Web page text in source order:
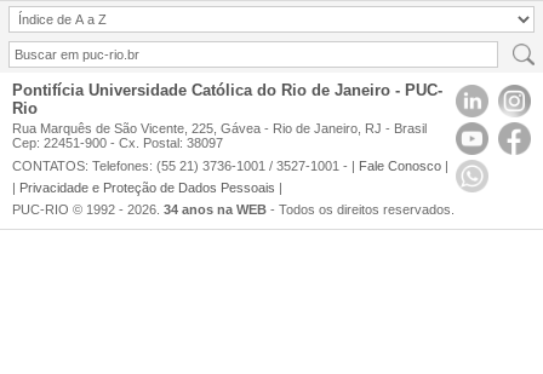
Pontifícia Universidade Católica do Rio de Janeiro - PUC-
Rio
Rua Marquês de São Vicente, 225, Gávea - Rio de Janeiro, RJ - Brasil
Cep: 22451-900 - Cx. Postal: 38097
CONTATOS: Telefones: (55 21) 3736-1001 / 3527-1001 - | Fale Conosco |
| Privacidade e Proteção de Dados Pessoais |
PUC-RIO © 1992 - 2026. 34 anos na WEB - Todos os direitos reservados.